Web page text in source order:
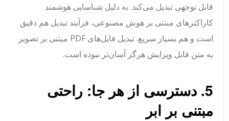
قابل توجهی تبدیل می‌کند. به دلیل شناسایی هوشمند
کاراکترهای مبتنی بر هوش مصنوعی، فرآیند تبدیل هم دقیق
است و هم بسیار سریع. تبدیل فایل‌های PDF مبتنی بر تصویر
به متن قابل ویرایش هرگز آسان‌تر نبوده است.
5. دسترسی از هر جا: راحتی
مبتنی بر ابر